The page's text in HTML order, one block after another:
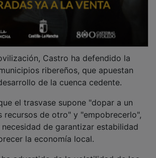
ribereños, que apuestan
de la cuenca cedente.
de otro" y "empobrecerlo",
de garantizar estabilidad
la economía local.